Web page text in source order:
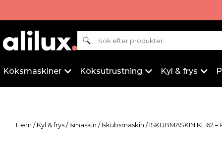
Sök
Köksmaskiner Köksutrustning Kyl & frys
Hem /Kyl & frys/Ismaskin /Iskubsmaskin / ISKUBMASKIN KL 62 –